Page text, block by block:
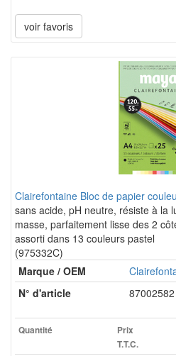
voir favoris
Clairefontaine Bloc de papier
sans acide, pH neutre, résiste à la
masse, parfaitement lisse des 2
assorti dans 13 couleurs pastel
(975332C)
Marque / OEM
N° d'article
87002582
Quantité
Prix
T.T.C.